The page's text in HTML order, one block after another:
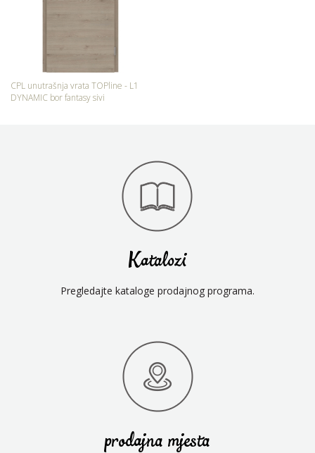
CPL unutrašnja vrata TOPline - L1
DYNAMIC bor fantasy sivi
Katalozi
Pregledajte kataloge prodajnog programa.
prodajna mjesta